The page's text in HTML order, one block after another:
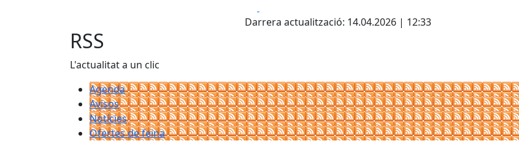
Darrera actualització: 14.04.2026 | 12:33
RSS
L'actualitat a un clic
Agenda
Avisos
Notícies
Ofertes de feina